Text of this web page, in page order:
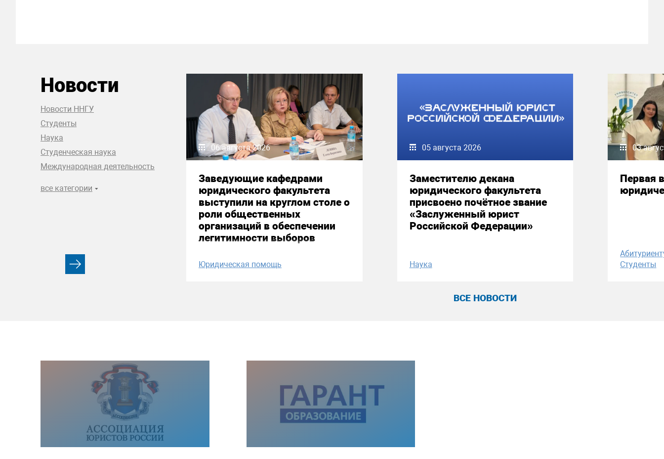
Новости
Новости ННГУ
Студенты
Наука
Студенческая наука
Международная деятельность
все категории
06 августа 2026
Заведующие кафедрами
юридического факультета
выступили на круглом столе о
роли общественных
организаций в обеспечении
легитимности выборов
Юридическая помощь
05 августа 2026
Заместителю декана
юридического факультета
присвоено почётное звание
«Заслуженный юрист
Российской Федерации»
Наука
03
Первая
Студенты
ВСЕ НОВОСТИ